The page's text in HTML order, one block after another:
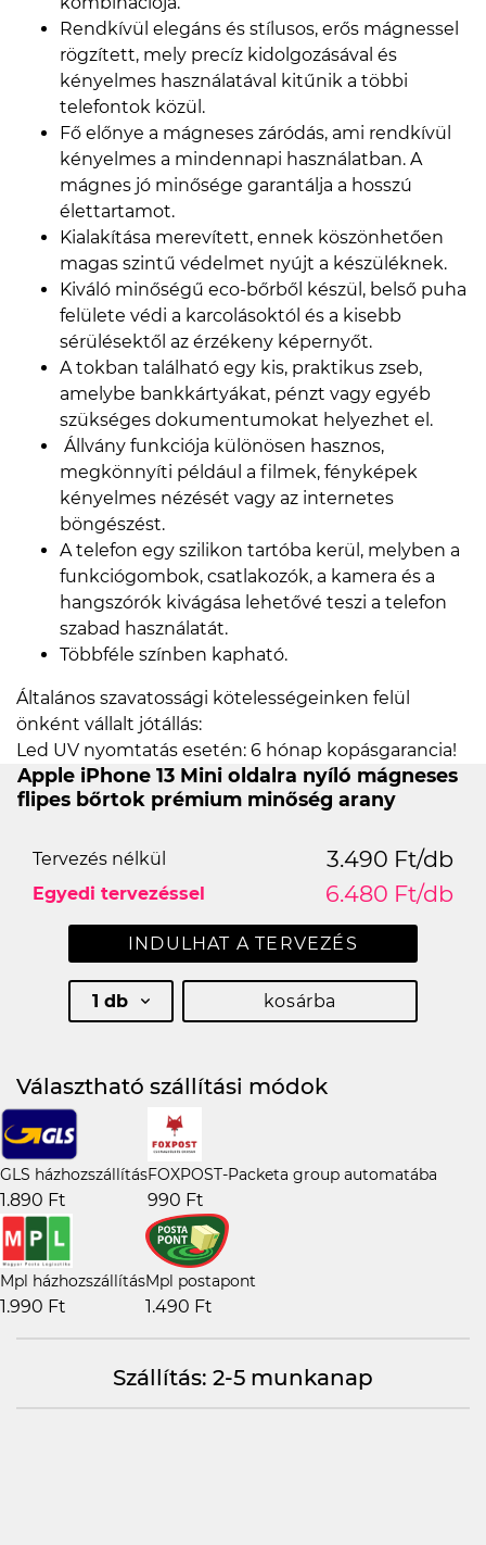
Rendkívül elegáns és stílusos, erős mágnessel
rögzített, mely precíz kidolgozásával és
kényelmes használatával kitűnik a többi
telefontok közül.
Fő előnye a mágneses záródás, ami rendkívül
kényelmes a mindennapi használatban. A
mágnes jó minősége garantálja a hosszú
élettartamot.
Kialakítása merevített, ennek köszönhetően
magas szintű védelmet nyújt a készüléknek.
Kiváló minőségű eco-bőrből készül, belső puha
felülete védi a karcolásoktól és a kisebb
sérülésektől az érzékeny képernyőt.
A tokban található egy kis, praktikus zseb,
amelybe bankkártyákat, pénzt vagy egyéb
szükséges dokumentumokat helyezhet el.
Állvány funkciója különösen hasznos,
megkönnyíti például a filmek, fényképek
kényelmes nézését vagy az internetes
böngészést.
A telefon egy szilikon tartóba kerül, melyben a
funkciógombok, csatlakozók, a kamera és a
hangszórók kivágása lehetővé teszi a telefon
szabad használatát.
Többféle színben kapható.
Általános szavatossági kötelességeinken felül
önként vállalt jótállás:
Led UV nyomtatás esetén: 6 hónap kopásgarancia!
Apple iPhone 13 Mini oldalra nyíló mágneses
flipes bőrtok prémium minőség arany
Tervezés nélkül 3.490 Ft/db
Egyedi tervezéssel 6.480 Ft/db
INDULHAT A TERVEZÉS
1 db kosárba
Választható szállítási módok
GLS házhozszállítás
1.890 Ft
FOXPOST-Packeta group automatába
990 Ft
Mpl házhozszállítás
1.990 Ft
Mpl postapont
1.490 Ft
Szállítás: 2-5 munkanap